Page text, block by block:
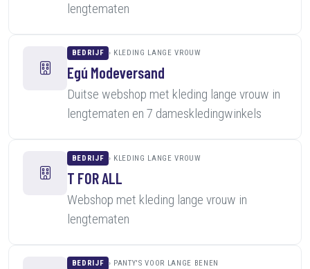
lengtematen
BEDRIJF KLEDING LANGE VROUW
Egú Modeversand
Duitse webshop met kleding lange vrouw in
lengtematen en 7 dameskledingwinkels
BEDRIJF KLEDING LANGE VROUW
T FOR ALL
Webshop met kleding lange vrouw in
lengtematen
BEDRIJF PANTY'S VOOR LANGE BENEN